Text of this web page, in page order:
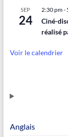
SEP
24
2:30 pm-
Ciné-
réalisé
Voir le calendrier
Anglais